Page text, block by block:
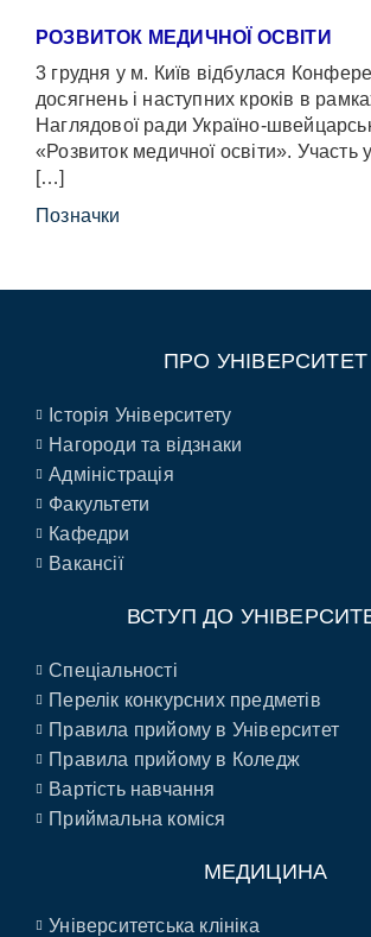
РОЗВИТОК МЕДИЧНОЇ ОСВІТИ
3 грудня у м. Київ відбулася
досягнень і наступних кроків в
Наглядової ради Україно-
«Розвиток медичної освіти». Участь у
[…]
Позначки
ПРО УНІВЕРСИТЕТ
Історія Університету
Нагороди та відзнаки
Адміністрація
Факультети
Кафедри
Вакансії
ВСТУП ДО
Спеціальності
Перелік конкурсних предметів
Правила прийому в Університет
Правила прийому в Коледж
Вартість навчання
Приймальна коміся
МЕДИЦИНА
Університетська клініка